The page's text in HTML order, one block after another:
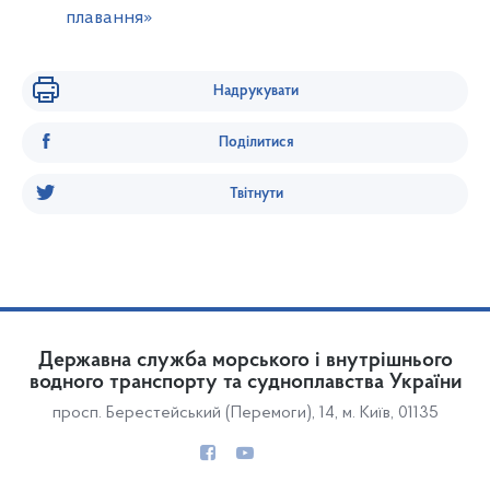
плавання»
Надрукувати
Поділитися
Твітнути
Державна служба морського і внутрішнього
водного транспорту та судноплавства України
просп. Берестейський (Перемоги), 14, м. Київ, 01135